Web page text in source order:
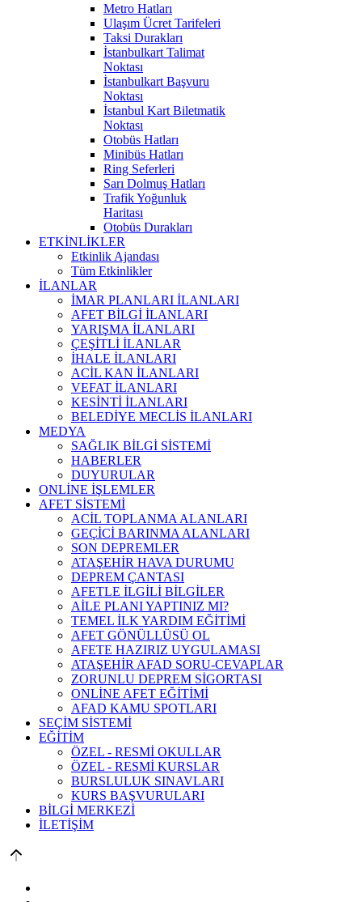
Metro Hatları
Ulaşım Ücret Tarifeleri
Taksi Durakları
İstanbulkart Talimat
Noktası
İstanbulkart Başvuru
Noktası
İstanbul Kart Biletmatik
Noktası
Otobüs Hatları
Minibüs Hatları
Ring Seferleri
Sarı Dolmuş Hatları
Trafik Yoğunluk
Haritası
Otobüs Durakları
ETKİNLİKLER
Etkinlik Ajandası
Tüm Etkinlikler
İLANLAR
İMAR PLANLARI İLANLARI
AFET BİLGİ İLANLARI
YARIŞMA İLANLARI
ÇEŞİTLİ İLANLAR
İHALE İLANLARI
ACİL KAN İLANLARI
VEFAT İLANLARI
KESİNTİ İLANLARI
BELEDİYE MECLİS İLANLARI
MEDYA
SAĞLIK BİLGİ SİSTEMİ
HABERLER
DUYURULAR
ONLİNE İŞLEMLER
AFET SİSTEMİ
ACİL TOPLANMA ALANLARI
GEÇİCİ BARINMA ALANLARI
SON DEPREMLER
ATAŞEHİR HAVA DURUMU
DEPREM ÇANTASI
AFETLE İLGİLİ BİLGİLER
AİLE PLANI YAPTINIZ MI?
TEMEL İLK YARDIM EĞİTİMİ
AFET GÖNÜLLÜSÜ OL
AFETE HAZIRIZ UYGULAMASI
ATAŞEHİR AFAD SORU-CEVAPLAR
ZORUNLU DEPREM SİGORTASI
ONLİNE AFET EĞİTİMİ
AFAD KAMU SPOTLARI
SEÇİM SİSTEMİ
EĞİTİM
ÖZEL - RESMİ OKULLAR
ÖZEL - RESMİ KURSLAR
BURSLULUK SINAVLARI
KURS BAŞVURULARI
BİLGİ MERKEZİ
İLETİŞİM